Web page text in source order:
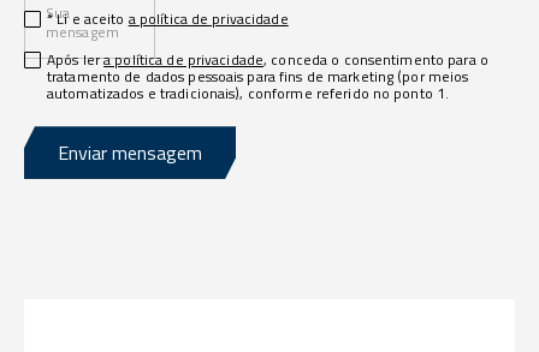
Sua
mensagem
* Li e aceito a política de privacidade
Após lera política de privacidade, conceda o consentimento para o
tratamento de dados pessoais para fins de marketing (por meios
automatizados e tradicionais), conforme referido no ponto 1.
Enviar mensagem